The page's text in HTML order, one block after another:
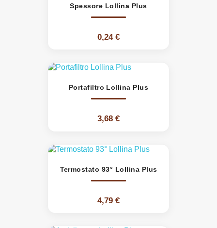
Spessore Lollina Plus
0,24 €
Portafiltro Lollina Plus
3,68 €
Termostato 93° Lollina Plus
4,79 €